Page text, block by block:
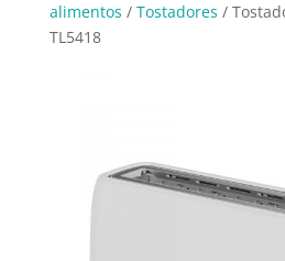
alimentos / Tostadores /
TL5418